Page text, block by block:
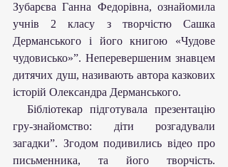
Зубарєва Ганна Федорівна, ознайомила
учнів 2 класу з творчістю Сашка
Дерманського і його книгою «Чудове
чудовисько»”. Неперевершеним знавцем
дитячих душ, називають автора казкових
історій Олександра Дерманського.
Бібліотекар підготувала презентацію
гру-знайомство: діти розгадували
загадки”. Згодом подивились відео про
письменника, та його творчість.